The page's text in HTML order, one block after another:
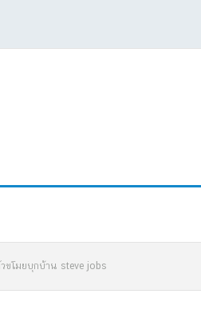
ขโมยบุกบ้าน steve jobs